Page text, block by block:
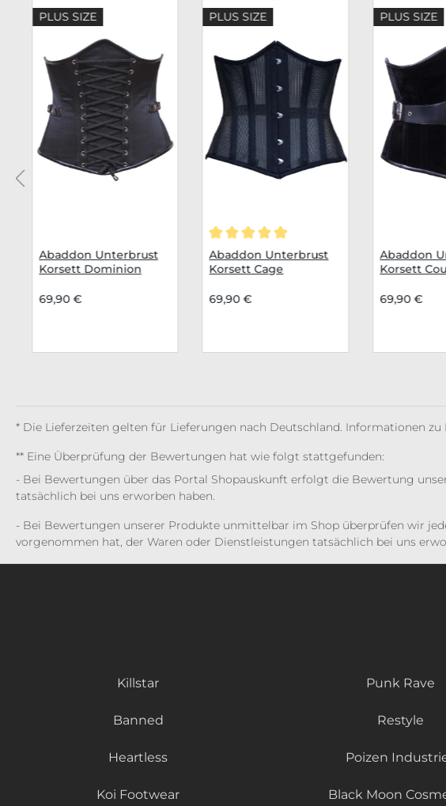
Produktgalerie überspringen
PLUS SIZE
Abaddon Unterbrust
Korsett Dominion
69,90 €
PLUS SIZE
Durchschnittliche Bewertung von 5
Abaddon Unterbrust
Korsett Cage
69,90 €
PLUS SIZE
Abaddon
Korsett
69,90 €
* Die Lieferzeiten gelten für Lieferungen nach Deutschland. Informationen zu
** Eine Überprüfung der Bewertungen hat wie folgt stattgefunden:
- Bei Bewertungen über das Portal Shopauskunft erfolgt die Bewertung
tatsächlich bei uns erworben haben.
- Bei Bewertungen unserer Produkte unmittelbar im Shop überprüfen wir
vorgenommen hat, der Waren oder Dienstleistungen tatsächlich bei uns
Killstar Punk Rave
Banned Restyle
Heartless Poizen
Koi Footwear Black Moon